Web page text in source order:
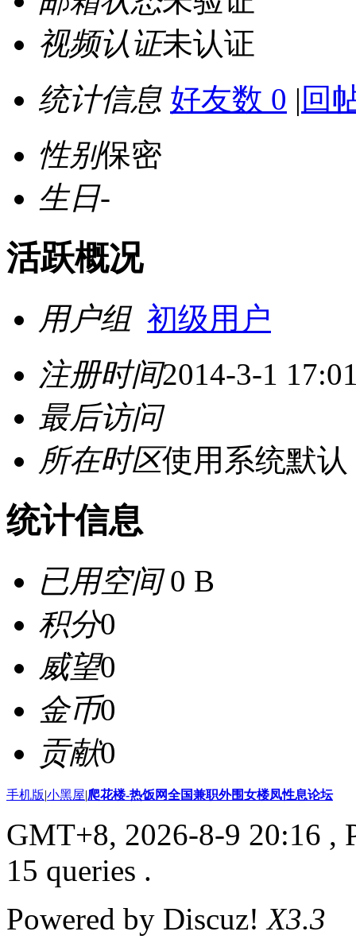
视频认证未认证
统计信息 好友数 0 | 回
性别保密
生日-
活跃概况
用户组 初级用户
注册时间2014-3-1
最后访问
所在时区使用系统默认
统计信息
已用空间0 B
积分0
威望0
金币0
贡献0
手机版|小黑屋|爬花楼-热饭网全国兼职外围女楼凤性息论坛
GMT+8, 2026-8-9 20:16 ,
15 queries .
Powered by Discuz!X3.3